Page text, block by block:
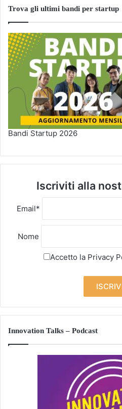
Trova gli ultimi bandi per startup
Bandi Startup 2026
Iscriviti alla
Email*
Nome
Accetto la Privacy
Innovation Talks – Podcast